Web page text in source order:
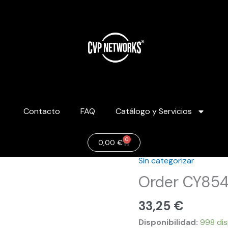
Contacto FAQ Catálogo y Servicios
0,00 € 0
Carrito
Sin categorizar
Order
33,25 €
Disponibilidad: 998
Order
CY85487
cantidad